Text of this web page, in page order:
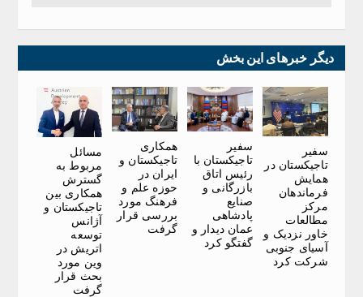
دیگر خبرهای این بخش
سفیر
تاجیکستان در
همایش
فرماندهان
مرکز
مطالعات
خاور نزدیک و
آسیای جنوبی
شرکت کرد
سفیر
تاجیکستان با
رئیس اتاق
بازرگانی و
صنایع
پادشاهی
عمان دیدار و
گفتگو کرد
همکاری
تاجیکستان و
ایران در
حوزه علم و
فرهنگ مورد
بررسی قرار
گرفت
مسائل
مربوط به
گسترش
همکاری بین
تاجیکستان و
آژانس
توسعه
اتریش در
وین مورد
بحث قرار
گرفت